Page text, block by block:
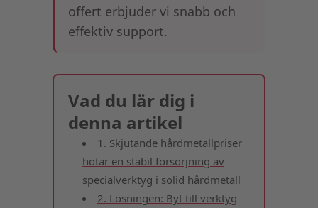
offert erbjuder vi snabb och
effektiv support.
Vad du lär dig i
denna artikel
1. Skjutande hårdmetallpriser
hotar en stabil försörjning av
specialverktyg i solid hårdmetall
2. Lösningen: Byt till verktyg